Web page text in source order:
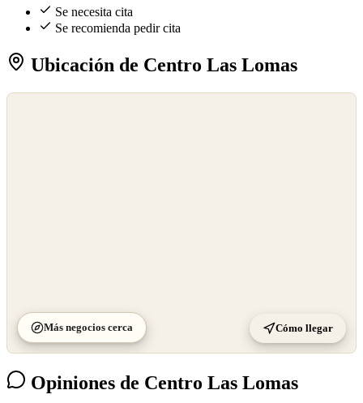
Se necesita cita
Se recomienda pedir cita
Ubicación de Centro Las Lomas
Más negocios cerca Cómo llegar
Opiniones de Centro Las Lomas